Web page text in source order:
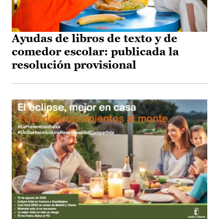
Ayudas de libros de texto y de
comedor escolar: publicada la
resolución provisional